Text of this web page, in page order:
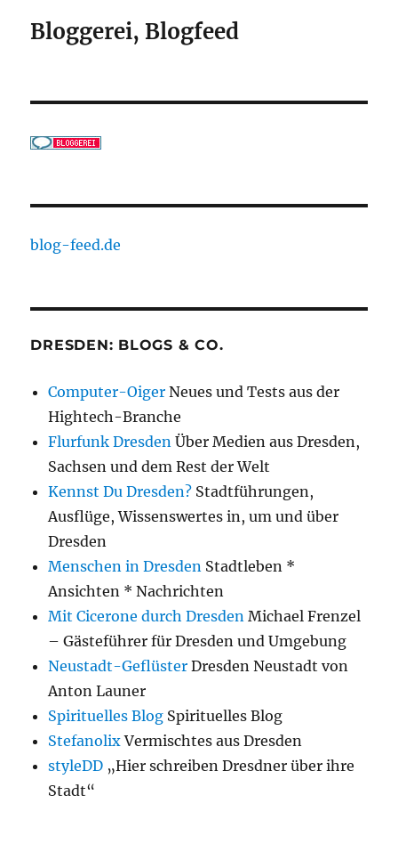
Bloggerei, Blogfeed
blog-feed.de
DRESDEN: BLOGS & CO.
Computer-Oiger Neues und Tests aus der
Hightech-Branche
Flurfunk Dresden Über Medien aus Dresden,
Sachsen und dem Rest der Welt
Kennst Du Dresden? Stadtführungen,
Ausflüge, Wissenswertes in, um und über
Dresden
Menschen in Dresden Stadtleben *
Ansichten * Nachrichten
Mit Cicerone durch Dresden Michael Frenzel
– Gästeführer für Dresden und Umgebung
Neustadt-Geflüster Dresden Neustadt von
Anton Launer
Spirituelles Blog Spirituelles Blog
StefanolixVermischtes aus Dresden
styleDD „Hier schreiben Dresdner über ihre
Stadt“